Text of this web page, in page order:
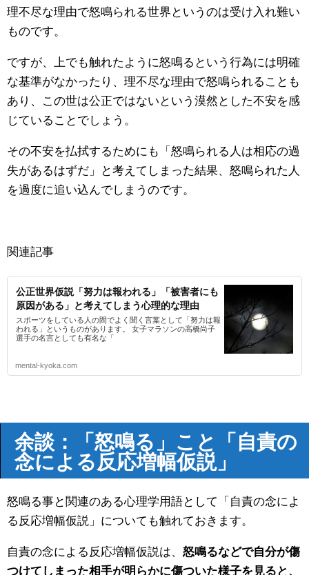
理不尽な理由で怒鳴られる世界というのは受け入れ難い
ものです。
ですが、上でも触れたように怒鳴るという行為には明確
な基準がなかったり、理不尽な理由で怒鳴られることも
あり、この世は公正ではないという漠然とした不安を感
じていることでしょう。
その不安を払拭するためにも「怒鳴られる人は相応の過
失があるはずだ」と考えてしまった結果、怒鳴られた人
を過度に追い込んでしまうのです。
関連記事
公正世界仮説「努力は報われる」「被害者にも
原因がある」と考えてしまう心理的な理由
スポーツをしている人の間でよく聞く言葉として「努力は報
われる」というものがあります。 女子マラソンの高橋尚子
選手の名言としても有名な「
mental-kyoka.com
余談：「怒鳴る」こと「自責の
念による反応増幅仮説」
怒鳴る事と関連のある心理学用語として「自責の念によ
る反応増幅仮説」についても触れておきます。
自責の念による反応増幅仮説は、 怒鳴るなどで自分が傷
つけてしまった相手が明らかに傷ついた様子を見ると、